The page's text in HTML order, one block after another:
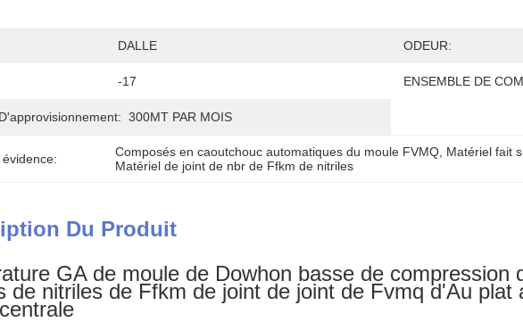
DALLE ODEUR:
-17 ENSEMBLE DE
300MT PAR MOIS
Composés en caoutchouc automatiques du moule FVMQ Matériel fait
Matériel de joint de nbr de Ffkm de nitriles
Du Produit
GA de moule de Dowhon basse de compression
de nitriles de Ffkm de joint de joint de Fvmq d'Au